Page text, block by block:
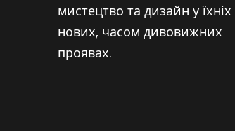
мистецтво та дизайн у їхніх
нових, часом дивовижних
проявах.